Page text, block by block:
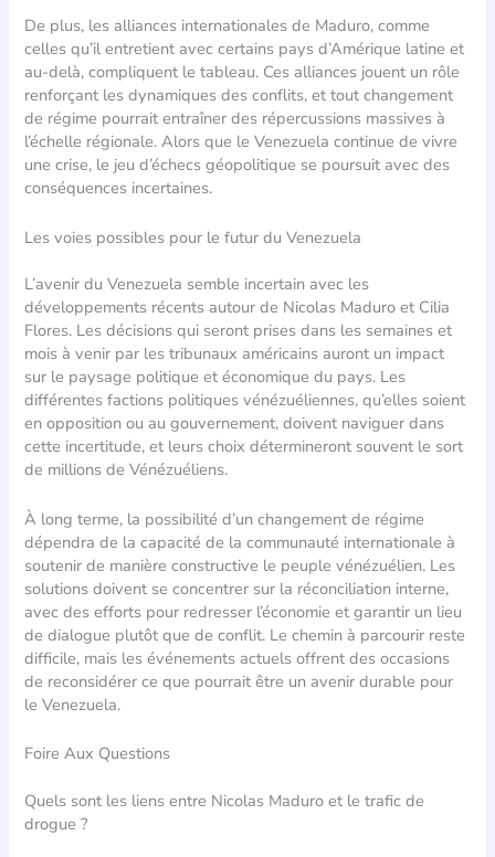
De plus, les alliances internationales de Maduro, comme
celles qu’il entretient avec certains pays d’Amérique latine et
au-delà, compliquent le tableau. Ces alliances jouent un rôle
renforçant les dynamiques des conflits, et tout changement
de régime pourrait entraîner des répercussions massives à
l’échelle régionale. Alors que le Venezuela continue de vivre
une crise, le jeu d’échecs géopolitique se poursuit avec des
conséquences incertaines.
Les voies possibles pour le futur du Venezuela
L’avenir du Venezuela semble incertain avec les
développements récents autour de Nicolas Maduro et Cilia
Flores. Les décisions qui seront prises dans les semaines et
mois à venir par les tribunaux américains auront un impact
sur le paysage politique et économique du pays. Les
différentes factions politiques vénézuéliennes, qu’elles soient
en opposition ou au gouvernement, doivent naviguer dans
cette incertitude, et leurs choix détermineront souvent le sort
de millions de Vénézuéliens.
À long terme, la possibilité d’un changement de régime
dépendra de la capacité de la communauté internationale à
soutenir de manière constructive le peuple vénézuélien. Les
solutions doivent se concentrer sur la réconciliation interne,
avec des efforts pour redresser l’économie et garantir un lieu
de dialogue plutôt que de conflit. Le chemin à parcourir reste
difficile, mais les événements actuels offrent des occasions
de reconsidérer ce que pourrait être un avenir durable pour
le Venezuela.
Foire Aux Questions
Quels sont les liens entre Nicolas Maduro et le trafic de
drogue ?